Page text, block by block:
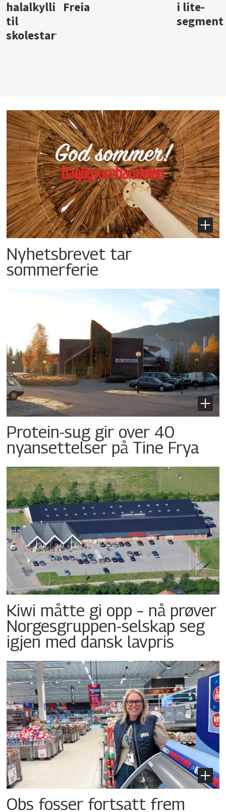
i lite-
Nyhetsbrevet tar
sommerferie
Protein-sug gir over 40
nyansettelser på Tine Frya
Kiwi måtte gi opp – nå prøver
Norgesgruppen-selskap seg
igjen med dansk lavpris
Obs fosser fortsatt frem